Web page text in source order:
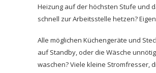
Heizung auf der höchsten Stufe und
schnell zur Arbeitsstelle hetzen?
Alle möglichen Küchengeräte und
auf Standby, oder die Wäsche unnötig
waschen? Viele kleine Stromfresser,